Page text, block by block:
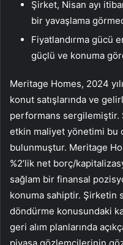
Şirket, Nisan ayı
bir yavaşlama
Fiyatlandırma gücü
güçlü ve konuma
Meritage Homes, 2024
konut satışlarında ve
performans sergilemiştir.
etkin maliyet yönetimi bu
bulunmuştur. Meritage
%2’lik net borç/
sağlam bir finansal
konuma sahiptir. Şirketin
döndürme konusundaki
geri alım planlarında